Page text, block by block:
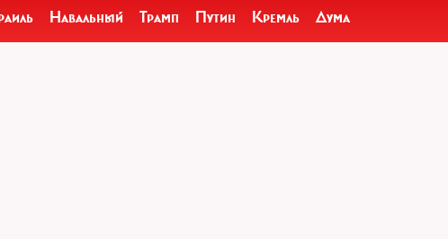
Навальный Трамп Путин Кремль Дума